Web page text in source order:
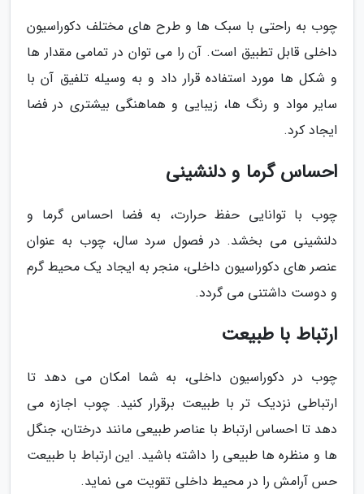
چوب به راحتی با سبک ها و طرح های مختلف دکوراسیون
داخلی قابل تطبیق است. آن را می توان در تمامی مقدار ها
و شکل ها مورد استفاده قرار داد و به وسیله تلفیق آن با
سایر مواد و رنگ ها، زیبایی و هماهنگی بیشتری در فضا
ایجاد کرد.
احساس گرما و دلنشینی
چوب با توانایی حفظ حرارت، به فضا احساس گرما و
دلنشینی می بخشد. در فصول سرد سال، چوب به عنوان
عنصر های دکوراسیون داخلی، منجر به ایجاد یک محیط گرم
و دوست داشتنی می گردد.
ارتباط با طبیعت
چوب در دکوراسیون داخلی، به شما امکان می دهد تا
ارتباطی نزدیک تر با طبیعت برقرار کنید. چوب اجازه می
دهد تا احساس ارتباط با عناصر طبیعی مانند درختان، جنگل
ها و منظره ها طبیعی را داشته باشید. این ارتباط با طبیعت
حس آرامش را در محیط داخلی تقویت می نماید.